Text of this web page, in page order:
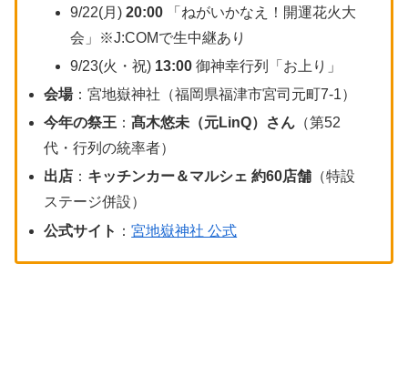
9/22(月)20:00 「ねがいかなえ！開運花火大
会」※J:COMで生中継あり
9/23(火・祝) 13:00 御神幸行列「お上り」
会場：宮地嶽神社（福岡県福津市宮司元町7-1）
今年の祭王 ：髙木悠未（元LinQ）さん （第52
代・行列の統率者）
出店 ： キッチンカー＆マルシェ 約60店舗 （特設
ステージ併設）
公式サイト ：宮地嶽神社 公式